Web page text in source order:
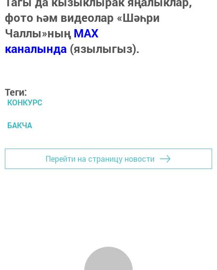
фото һәм видеолар «Шәһри
Чаллы»ныңMAX
каналында (язылыгыз).
Теги:
КОНКУРС
БАКЧА
Перейти на страницу новости